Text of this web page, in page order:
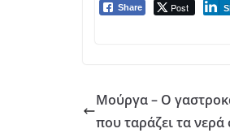
Share Post
Μούργα – Ο
που ταράζει τα